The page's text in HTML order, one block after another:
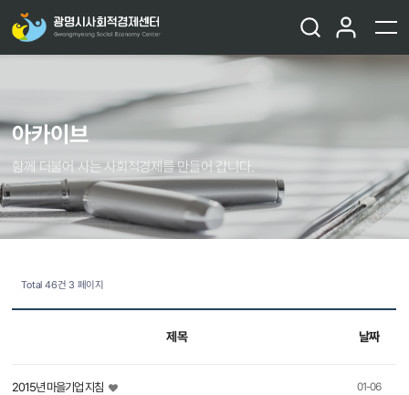
아카이브
함께 더불어 사는 사회적경제를 만들어 갑니다.
Total 46건 3 페이지
제목 날짜
2015년 마을기업 지침 01-06